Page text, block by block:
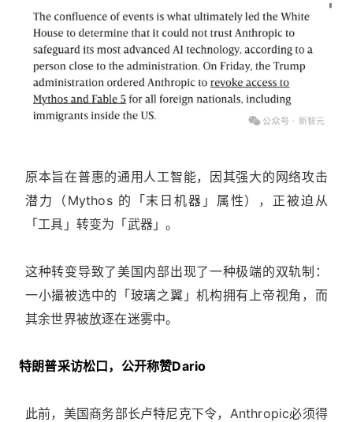
原本旨在普惠的通用人工智能，因其强大的网络攻击
潜力（Mythos 的「末日机器」属性），正被迫从
「工具」转变为「武器」。
这种转变导致了美国内部出现了一种极端的双轨制：
一小撮被选中的「玻璃之翼」机构拥有上帝视角，而
其余世界被放逐在迷雾中。
特朗普采访松口，公开称赞Dario
此前，美国商务部长卢特尼克下令，Anthropic必须得